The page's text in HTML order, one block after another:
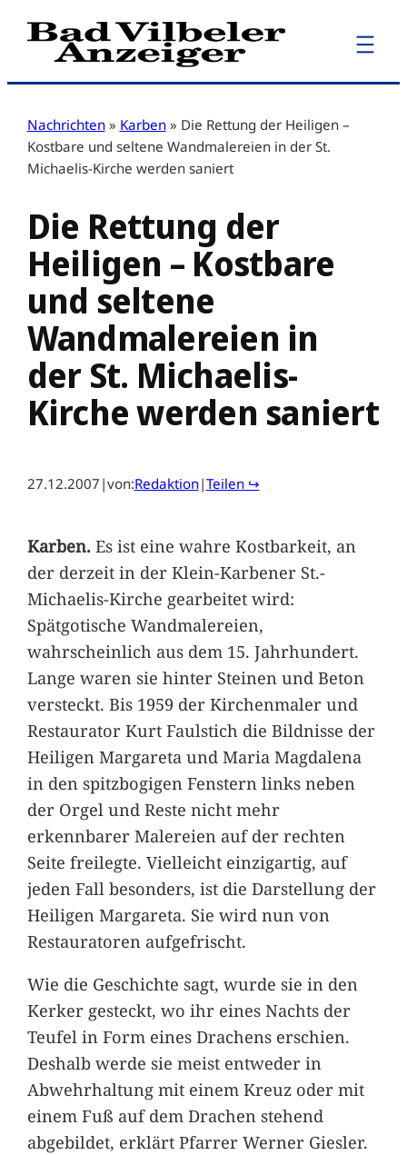
Zum
Inhalt
Nachrichten » Karben » Die Rettung der Heiligen –
Kostbare und seltene Wandmalereien in der St.
Michaelis-Kirche werden saniert
Die Rettung der
Heiligen – Kostbare
und seltene
Wandmalereien in
der St. Michaelis-
Kirche werden saniert
27.12.2007 |von:Redaktion|Teilen ↪
Karben.Es ist eine wahre Kostbarkeit, an
der derzeit in der Klein-Karbener St.-
Michaelis-Kirche gearbeitet wird:
Spätgotische Wandmalereien,
wahrscheinlich aus dem 15. Jahrhundert.
Lange waren sie hinter Steinen und Beton
versteckt. Bis 1959 der Kirchenmaler und
Restaurator Kurt Faulstich die Bildnisse der
Heiligen Margareta und Maria Magdalena
in den spitzbogigen Fenstern links neben
der Orgel und Reste nicht mehr
erkennbarer Malereien auf der rechten
Seite freilegte. Vielleicht einzigartig, auf
jeden Fall besonders, ist die Darstellung der
Heiligen Margareta. Sie wird nun von
Restauratoren aufgefrischt.
Wie die Geschichte sagt, wurde sie in den
Kerker gesteckt, wo ihr eines Nachts der
Teufel in Form eines Drachens erschien.
Deshalb werde sie meist entweder in
Abwehrhaltung mit einem Kreuz oder mit
einem Fuß auf dem Drachen stehend
abgebildet, erklärt Pfarrer Werner Giesler.